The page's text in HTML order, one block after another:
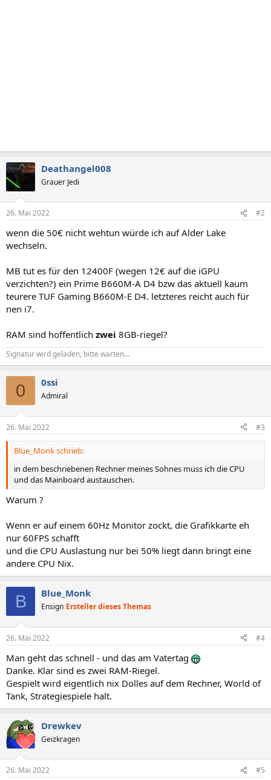
Deathangel008
Grauer Jedi
26. Mai 2022 #2
wenn die 50€ nicht wehtun würde ich auf Alder Lake
wechseln.
MB tut es für den 12400F (wegen 12€ auf die iGPU
verzichten?) ein Prime B660M-A D4 bzw das aktuell kaum
teurere TUF Gaming B660M-E D4. letzteres reicht auch für
nen i7.
RAM sind hoffentlich zwei 8GB-riegel?
Signatur wird geladen, bitte warten...
0 0ssi
Admiral
26. Mai 2022 #3
Blue_Monk schrieb:
in dem beschriebenen Rechner meines Sohnes muss ich die CPU
und das Mainboard austauschen.
Warum ?
Wenn er auf einem 60Hz Monitor zockt, die Grafikkarte eh
nur 60FPS schafft
und die CPU Auslastung nur bei 50% liegt dann bringt eine
andere CPU Nix.
B Blue_Monk
Ensign Ersteller dieses Themas
26. Mai 2022 #4
Man geht das schnell - und das am Vatertag
Danke. Klar sind es zwei RAM-Riegel.
Gespielt wird eigentlich nix Dolles auf dem Rechner, World of
Tank, Strategiespiele halt.
Drewkev
Geizkragen
26. Mai 2022 #5